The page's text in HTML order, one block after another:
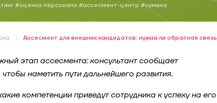
#оценка персонала #ассесмент-центр #сумина
Ассесмент для внешних кандидатов: нужна ли обратная связь
этап ассесмента: консультант сообщает
наметить пути дальнейшего развития.
компетенции приведут сотрудника к успеху на его